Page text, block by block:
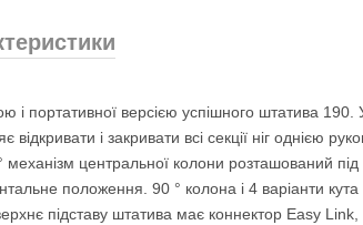
і портативної версією успішного штатива
і закривати всі секції ніг однією
центральної колони розташований під
положення. 90 ° колона і 4 варіанти
підставу штатива має коннектор Easy